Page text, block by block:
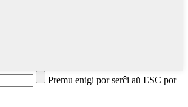
Premu enigi por serĉi aŭ ESC por